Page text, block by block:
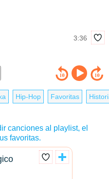
3:36
Hip-Hop Favoritas
canciones al playlist, el
favoritas.